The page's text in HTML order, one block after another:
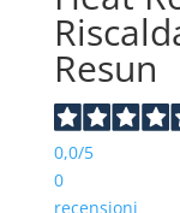
Resun
0,0/5
0
recensioni